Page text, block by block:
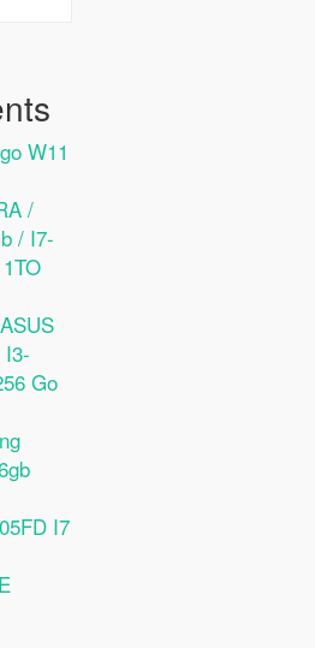
W11
/
/ I7-
I3-
Go
I7